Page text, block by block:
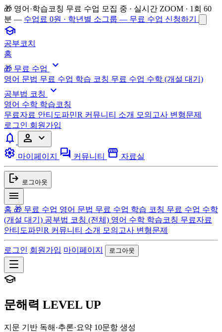
🎁 영어·학습코칭 무료 수업 모집 중 · 실시간 ZOOM · 1회 60
분 — 수업료 0원 · 학년별 소그룹 — 무료 수업 신청하기
school
공부코치
홈
🎁 무료 수업
expand_more
영어 문법 무료 수업 학습 코칭 무료 수업 수학 (개설 대기)
공부법 코칭
expand_more
영어 수학 학습코칭
무료자료 안티도파민R 커뮤니티 소개 모의고사 변형문제
로그인 회원가입
notifications person expand_more
settings 마이페이지 forum 커뮤니티 storefront 자료실
logout 로그아웃
menu
홈 🎁 무료 수업 영어 문법 무료 수업 학습 코칭 무료 수업 수학
(개설 대기) 공부법 코칭 (전체) 영어 수학 학습코칭 무료자료
안티도파민R 커뮤니티 소개 모의고사 변형문제
로그인 회원가입 마이페이지 로그아웃
문해력 LEVEL UP
지문 기반 독해·추론·요약 10문항 생성